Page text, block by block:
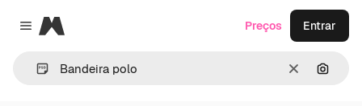
Close menu
Magnific
Limpar
Preços Entrar